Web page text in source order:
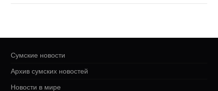
Сумские новости
Архив сумских новостей
Новости в мире